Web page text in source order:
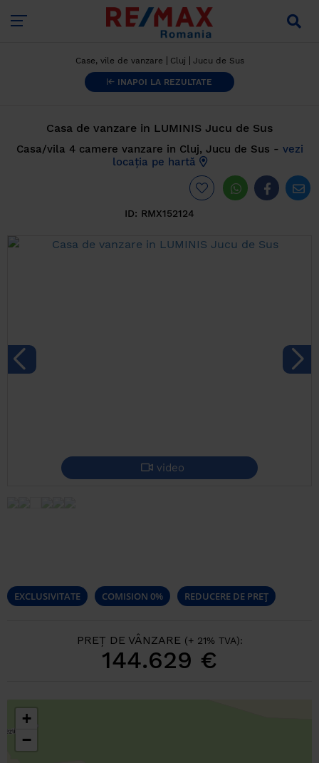
Case, vile de vanzare Cluj Jucu de Sus
INAPOI LA REZULTATE
Casa de vanzare in LUMINIS Jucu de Sus
Casa/vila 4 camere vanzare in Cluj, Jucu de Sus - vezi
locația pe hartă
ID: RMX152124
video
EXCLUSIVITATE COMISION 0% REDUCERE DE PREȚ
PREȚ DE VÂNZARE (+ 21% TVA):
144.629 €
+
−